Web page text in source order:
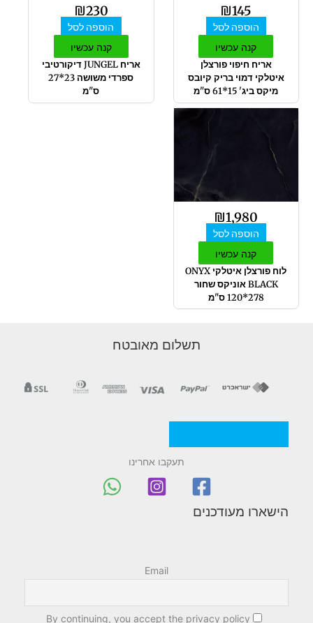
₪145
הוספה לסל
קנה עכשיו
אריח חיפוי פורצלן
איטלקי דמוי בריק קיובס
מיקס ביג' 15*61 ס"מ
₪230
הוספה לסל
קנה עכשיו
אריח JUNGEL דיקורטיבי
ספרדי משושה 23*27
ס"מ
₪1,980
הוספה לסל
קנה עכשיו
לוח פורצלן איטלקי ONYX
BLACK אוניקס שחור
278*120 ס"מ
תשלום מאובטח
תעקבו אחרינו
הישארו מעודכנים
Email
By continuing, you accept the privacy policy